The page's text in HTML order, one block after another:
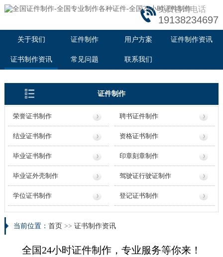
免费咨询电话
19138234697
关于我们 证件制作 用户方案 证件制作资讯
证书制作资讯 常见问题 联系我们
证件制作
荣誉证书制作 聘书证件制作
结业证书制作 资格证书制作
毕业证书制作 印章刻章制作
毕业证外壳制作 驾驶证行驶证制作
学位证书制作 登记证书制作
当前位置： 首页 >> 证书制作资讯
全国24小时证件制作，专业服务等你来！